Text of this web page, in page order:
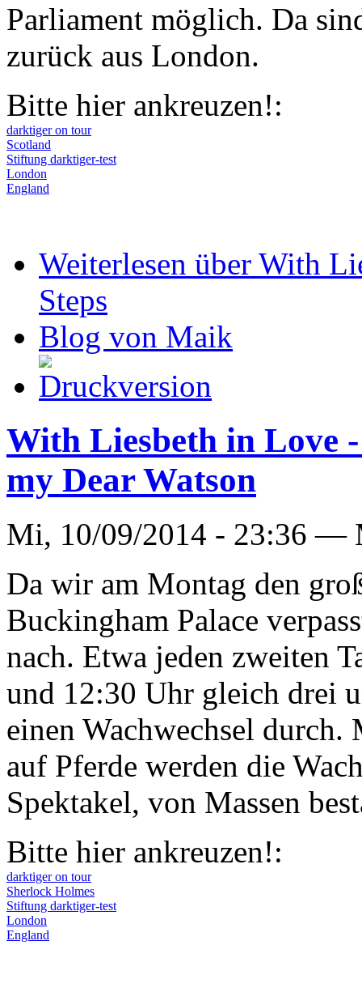
Parliament möglich. Da
zurück aus London.
Bitte hier ankreuzen!:
darktiger on tour
Scotland
Stiftung darktiger-test
London
England
Weiterlesen über With
Steps
Blog von Maik
With Liesbeth in Love
my Dear Watson
Mi, 10/09/2014 - 23:36 —
Da wir am Montag den
Buckingham Palace
nach. Etwa jeden zweiten
und 12:30 Uhr gleich drei
einen Wachwechsel
auf Pferde werden die
Spektakel, von Massen
Bitte hier ankreuzen!:
darktiger on tour
Sherlock Holmes
Stiftung darktiger-test
London
England